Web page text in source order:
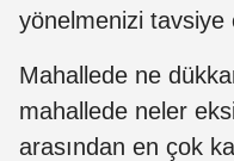
yönelmenizi tavsiye
Mahallede ne
mahallede neler
arasından en çok